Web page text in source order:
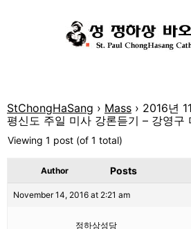
StChongHaSang › Mass › 2016년
평신도 주일 미사 강론듣기 – 강영구
Viewing 1 post (of 1 total)
Author Posts
November 14, 2016 at 2:21 am
정하상성당